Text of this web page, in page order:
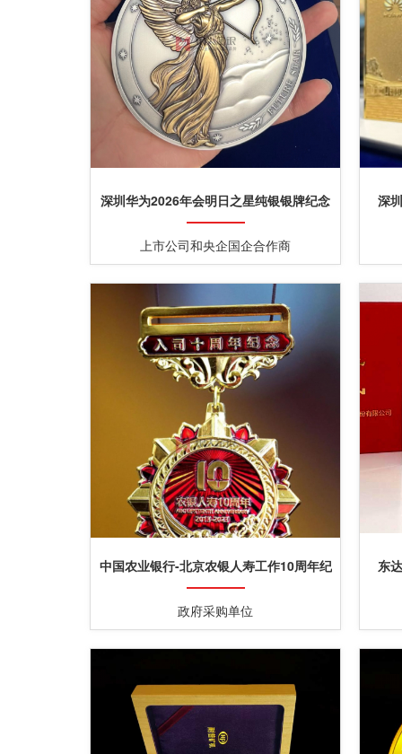
深圳华为2026年会明日之星纯银银牌纪念
盘定制
上市公司和央企国企合作商
深
中国农业银行-北京农银人寿工作10周年纪
念金牌纪念银牌定制
政府采购单位
东